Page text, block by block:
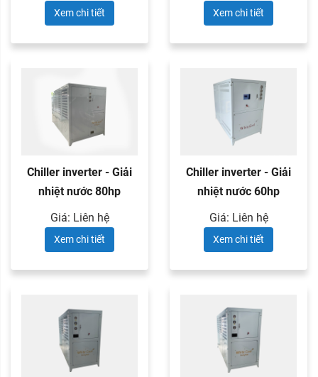
Xem chi tiết Xem chi tiết
Chiller inverter - Giải
nhiệt nước 80hp
Giá: Liên hệ
Xem chi tiết
Chiller inverter - Giải
nhiệt nước 60hp
Giá: Liên hệ
Xem chi tiết